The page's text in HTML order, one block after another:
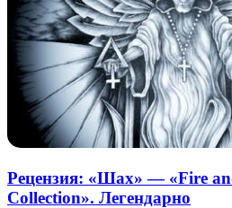
Рецензия: «Шах» — «Fire
Collection». Легендарно